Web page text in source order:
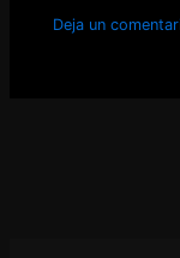
Deja un